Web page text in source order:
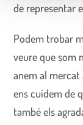
de representar
Podem trobar
veure que som
anem al mercat
ens cuidem de
també els